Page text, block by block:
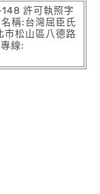
許可執照字
稱:台灣屈臣氏
市松山區八德路
線: